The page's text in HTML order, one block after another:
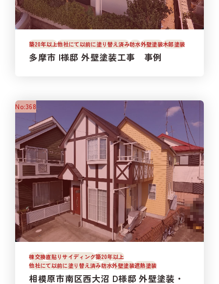
築20年以上他社にて以前に塗り替え済み防水外壁塗装木部塗装
多摩市 I様邸 外壁塗装工事 事例
棟交換直貼りサイディング築20年以上
他社にて以前に塗り替え済み防水外壁塗装遮熱塗装
相模原市南区西大沼 D様邸 外壁塗装・
No:368